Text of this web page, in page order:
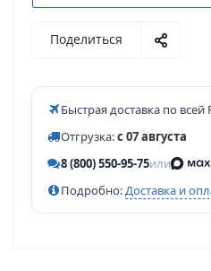
Поделиться
Быстрая доставка по всей
Отгрузка:с 07 августа
8 (800) 550-95-75или
Подробно:Доставка и